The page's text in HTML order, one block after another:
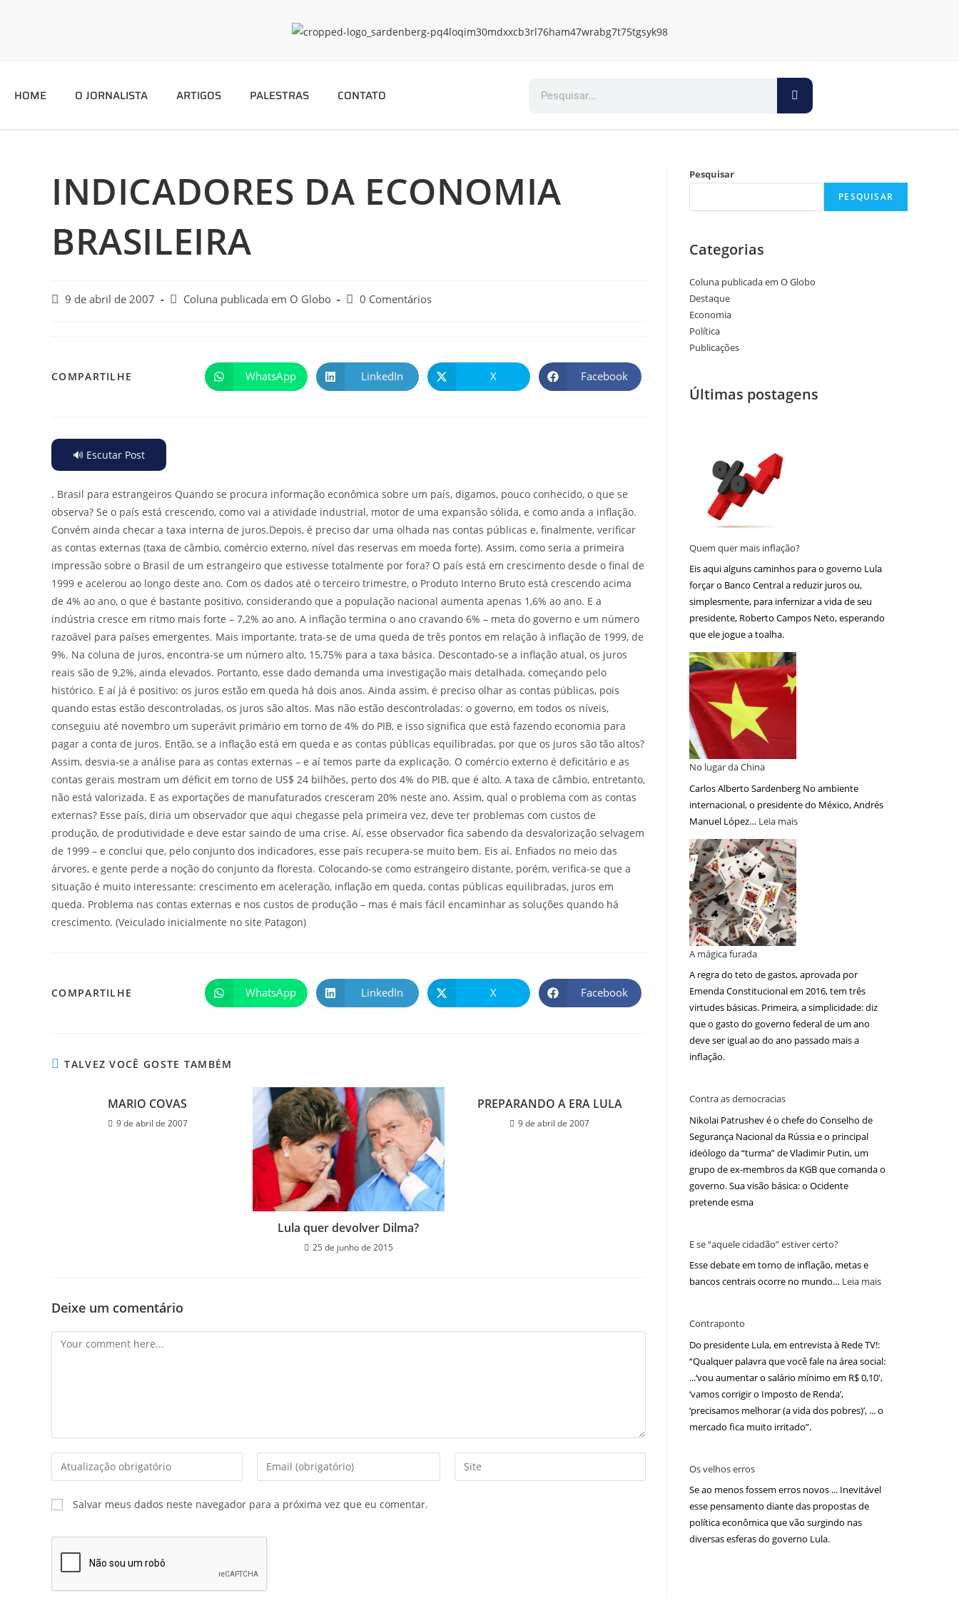
HOME O JORNALISTA ARTIGOS PALESTRAS CONTATO
INDICADORES DA ECONOMIA
BRASILEIRA
9 de abril de 2007 Coluna publicada em O Globo 0 Comentários
COMPARTILHE WhatsApp LinkedIn X Facebook
🔊 Escutar Post
. Brasil para estrangeiros Quando se procura informação econômica sobre um país, digamos, pouco conhecido, o que se
observa? Se o país está crescendo, como vai a atividade industrial, motor de uma expansão sólida, e como anda a inflação.
Convém ainda checar a taxa interna de juros.Depois, é preciso dar uma olhada nas contas públicas e, finalmente, verificar
as contas externas (taxa de câmbio, comércio externo, nível das reservas em moeda forte). Assim, como seria a primeira
impressão sobre o Brasil de um estrangeiro que estivesse totalmente por fora? O país está em crescimento desde o final de
1999 e acelerou ao longo deste ano. Com os dados até o terceiro trimestre, o Produto Interno Bruto está crescendo acima
de 4% ao ano, o que é bastante positivo, considerando que a população nacional aumenta apenas 1,6% ao ano. E a
indústria cresce em ritmo mais forte – 7,2% ao ano. A inflação termina o ano cravando 6% – meta do governo e um número
razoável para países emergentes. Mais importante, trata-se de uma queda de três pontos em relação à inflação de 1999, de
9%. Na coluna de juros, encontra-se um número alto, 15,75% para a taxa básica. Descontado-se a inflação atual, os juros
reais são de 9,2%, ainda elevados. Portanto, esse dado demanda uma investigação mais detalhada, começando pelo
histórico. E aí já é positivo: os juros estão em queda há dois anos. Ainda assim, é preciso olhar as contas públicas, pois
quando estas estão descontroladas, os juros são altos. Mas não estão descontroladas: o governo, em todos os níveis,
conseguiu até novembro um superávit primário em torno de 4% do PIB, e isso significa que está fazendo economia para
pagar a conta de juros. Então, se a inflação está em queda e as contas públicas equilibradas, por que os juros são tão altos?
Assim, desvia-se a análise para as contas externas – e aí temos parte da explicação. O comércio externo é deficitário e as
contas gerais mostram um déficit em torno de US$ 24 bilhões, perto dos 4% do PIB, que é alto. A taxa de câmbio, entretanto,
não está valorizada. E as exportações de manufaturados cresceram 20% neste ano. Assim, qual o problema com as contas
externas? Esse país, diria um observador que aqui chegasse pela primeira vez, deve ter problemas com custos de
produção, de produtividade e deve estar saindo de uma crise. Aí, esse observador fica sabendo da desvalorização selvagem
de 1999 – e conclui que, pelo conjunto dos indicadores, esse país recupera-se muito bem. Eis aí. Enfiados no meio das
árvores, e gente perde a noção do conjunto da floresta. Colocando-se como estrangeiro distante, porém, verifica-se que a
situação é muito interessante: crescimento em aceleração, inflação em queda, contas públicas equilibradas, juros em
queda. Problema nas contas externas e nos custos de produção – mas é mais fácil encaminhar as soluções quando há
crescimento. (Veiculado inicialmente no site Patagon)
COMPARTILHE WhatsApp LinkedIn X Facebook
TALVEZ VOCÊ GOSTE TAMBÉM
MARIO COVAS
9 de abril de 2007
Lula quer devolver Dilma?
25 de junho de 2015
PREPARANDO A ERA LULA
9 de abril de 2007
Deixe um comentário
Salvar meus dados neste navegador para a próxima vez que eu comentar.
Pesquisar
PESQUISAR
Categorias
Coluna publicada em O Globo
Destaque
Economia
Política
Publicações
Últimas postagens
Quem quer mais inflação?
Eis aqui alguns caminhos para o governo Lula
forçar o Banco Central a reduzir juros ou,
simplesmente, para infernizar a vida de seu
presidente, Roberto Campos Neto, esperando
que ele jogue a toalha.
No lugar da China
Carlos Alberto Sardenberg No ambiente
internacional, o presidente do México, Andrés
Manuel López… Leia mais
A mágica furada
A regra do teto de gastos, aprovada por
Emenda Constitucional em 2016, tem três
virtudes básicas. Primeira, a simplicidade: diz
que o gasto do governo federal de um ano
deve ser igual ao do ano passado mais a
inflação.
Contra as democracias
Nikolai Patrushev é o chefe do Conselho de
Segurança Nacional da Rússia e o principal
ideólogo da “turma” de Vladimir Putin, um
grupo de ex-membros da KGB que comanda o
governo. Sua visão básica: o Ocidente
pretende esma
E se “aquele cidadão” estiver certo?
Esse debate em torno de inflação, metas e
bancos centrais ocorre no mundo… Leia mais
Contraponto
Do presidente Lula, em entrevista à Rede TV!:
“Qualquer palavra que você fale na área social:
...‘vou aumentar o salário mínimo em R$ 0,10′,
‘vamos corrigir o Imposto de Renda’,
‘precisamos melhorar (a vida dos pobres)’, ... o
mercado fica muito irritado”.
Os velhos erros
Se ao menos fossem erros novos ... Inevitável
esse pensamento diante das propostas de
política econômica que vão surgindo nas
diversas esferas do governo Lula.